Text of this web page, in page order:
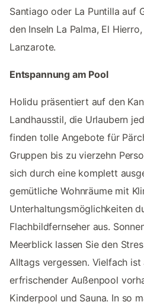
Santiago oder La Puntilla auf
den Inseln La Palma, El
Lanzarote.
Entspannung am Pool
Holidu präsentiert auf den
Landhausstil, die Urlaubern
finden tolle Angebote für
Gruppen bis zu vierzehn
sich durch eine komplett
gemütliche Wohnräume mit
Unterhaltungsmöglichkeiten
Flachbildfernseher aus.
Meerblick lassen Sie den
Alltags vergessen. Vielfach ist
erfrischender Außenpool
Kinderpool und Sauna. In so